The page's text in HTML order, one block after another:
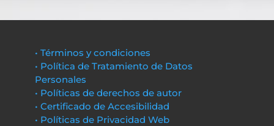
• Términos y condiciones
• Política de Tratamiento de Datos
Personales
• Políticas de derechos de autor
• Certificado de Accesibilidad
• Políticas de Privacidad Web